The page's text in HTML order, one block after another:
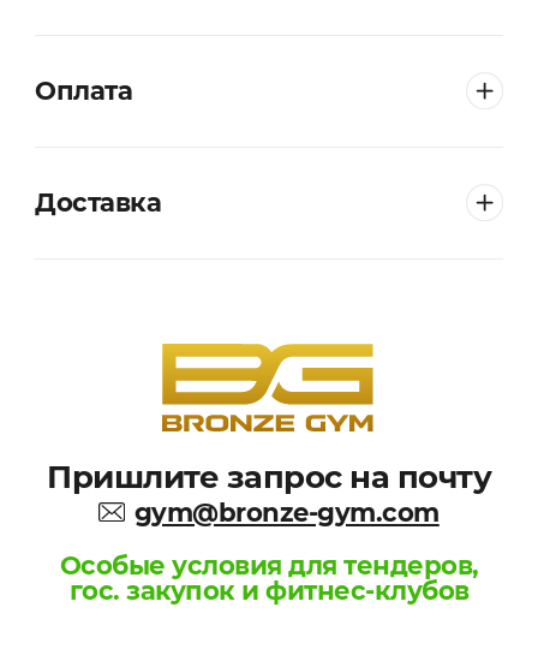
Оплата
Доставка
Пришлите запрос на почту
gym@bronze-gym.com
Особые условия для тендеров,
гос. закупок и фитнес-клубов